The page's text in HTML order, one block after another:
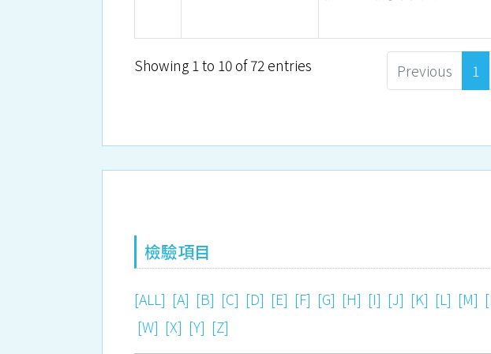
Showing 1 to 10 of 72 entries Previous 1
檢驗項目
[ALL] [A] [B] [C] [D] [E] [F] [G] [H] [I] [J] [K] [L] [M]
[W] [X] [Y] [Z]